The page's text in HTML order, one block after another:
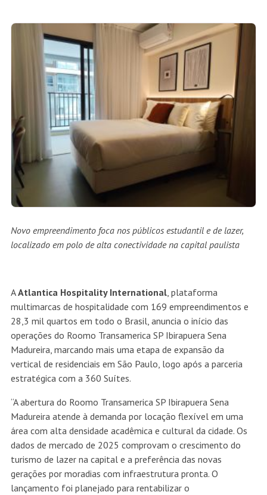
Novo empreendimento foca nos públicos estudantil e de lazer,
localizado em polo de alta conectividade na capital paulista
AAtlantica Hospitality International, plataforma
multimarcas de hospitalidade com 169 empreendimentos e
28,3 mil quartos em todo o Brasil, anuncia o início das
operações do Roomo Transamerica SP Ibirapuera Sena
Madureira, marcando mais uma etapa de expansão da
vertical de residenciais em São Paulo, logo após a parceria
estratégica com a 360 Suítes.
“A abertura do Roomo Transamerica SP Ibirapuera Sena
Madureira atende à demanda por locação flexível em uma
área com alta densidade acadêmica e cultural da cidade. Os
dados de mercado de 2025 comprovam o crescimento do
turismo de lazer na capital e a preferência das novas
gerações por moradias com infraestrutura pronta. O
lançamento foi planejado para rentabilizar o